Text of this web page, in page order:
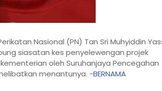
Nasional (PN) Tan Sri Muhyiddin
siasatan kes penyelewengan projek
oleh Suruhanjaya Pencegahan
menantunya. -BERNAMA